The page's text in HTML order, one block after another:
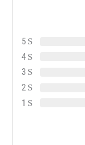
5
4
3
2
1